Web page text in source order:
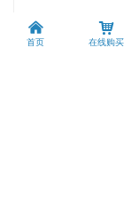
낀
首页
낙
在线购买